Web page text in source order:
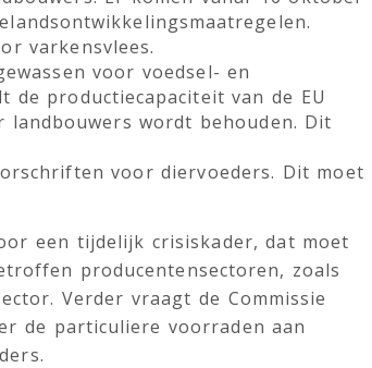
varkensvlees.
voor voedsel- en
productiecapaciteit van de EU
wordt behouden. Dit
voor diervoeders. Dit moet
een tijdelijk crisiskader, dat moet
producentensectoren, zoals
Verder vraagt de Commissie
de particuliere voorraden aan